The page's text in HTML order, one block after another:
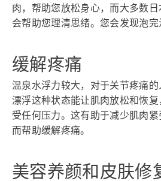
肉，帮助您放松身心，而大多数
会帮助您理清思绪。您会发现泡完
缓解疼痛
温泉水浮力较大，对于关节疼痛
漂浮这种状态能让肌肉放松和恢
受任何压力。这有助于减少肌肉
而帮助缓解疼痛。
美容养颜和皮肤修